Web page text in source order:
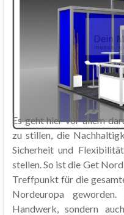
Es geht hier vor allem
zu stillen, die
Sicherheit und
stellen. So ist die Get
Treffpunkt für die
Nordeuropa
Handwerk, sondern